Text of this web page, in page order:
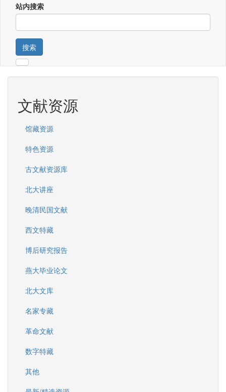
站内搜索
搜索
文献资源
馆藏资源
特色资源
古文献资源库
北大讲座
晚清民国文献
西文特藏
博后研究报告
燕大毕业论文
北大文库
名家专藏
革命文献
数字特藏
其他